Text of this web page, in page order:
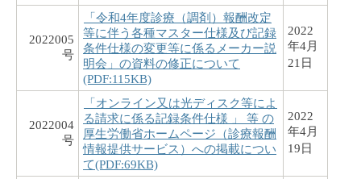
2022005
号
「令和4年度診療（調剤）報酬改定
等に伴う各種マスター仕様及び記録
条件仕様の変更等に係るメーカー説
明会」の資料の修正について
(PDF:115KB)
2022
年4月
21日
2022004
号
「オンライン又は光ディスク等によ
る請求に係る記録条件仕様 」 等 の
厚生労働省ホームページ（診療報酬
情報提供サービス）への掲載につい
て(PDF:69KB)
2022
年4月
19日